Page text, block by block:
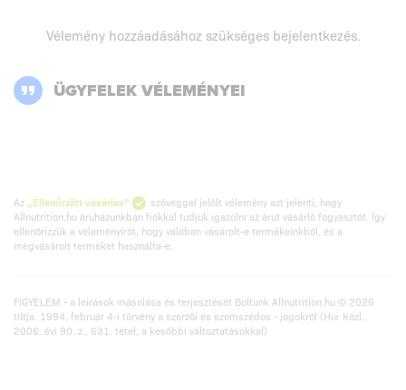
Vélemény hozzáadásához szükséges bejelentkezés.
ÜGYFELEK VÉLEMÉNYEI
Az „Ellenőrzött vásárlás”
szöveggel jelölt vélemény azt jelenti, hogy
Allnutrition.hu áruházunkban fiókkal tudjuk igazolni az árut vásárló fogyasztót. Így
ellenőrizzük a véleményírót, hogy valóban vásárolt-e termékeinkből, és a
megvásárolt terméket használta-e.
FIGYELEM - a leírások másolása és terjesztését Boltunk Allnutrition.hu © 2026
tiltja. 1994. február 4-i törvény a szerzői és szomszédos - jogokról (Hiv. Közl..
2006. évi 90. z., 631. tétel, a későbbi változtatásokkal)